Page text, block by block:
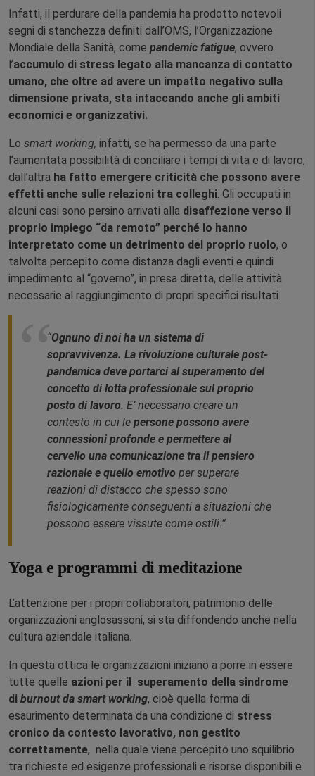
Infatti, il perdurare della pandemia ha prodotto notevoli
segni di stanchezza definiti dall’OMS, l’Organizzazione
Mondiale della Sanità, come pandemic fatigue, ovvero
l’accumulo di stress legato alla mancanza di contatto
umano, che oltre ad avere un impatto negativo sulla
dimensione privata, sta intaccando anche gli ambiti
economici e organizzativi.
Lo smart working, infatti, se ha permesso da una parte
l’aumentata possibilità di conciliare i tempi di vita e di lavoro,
dall’altra ha fatto emergere criticità che possono avere
effetti anche sulle relazioni tra colleghi. Gli occupati in
alcuni casi sono persino arrivati alla disaffezione verso il
proprio impiego “da remoto” perché lo hanno
interpretato come un detrimento del proprio ruolo, o
talvolta percepito come distanza dagli eventi e quindi
impedimento al “governo”, in presa diretta, delle attività
necessarie al raggiungimento di propri specifici risultati.
“Ognuno di noi ha un sistema di
sopravvivenza. La rivoluzione culturale post-
pandemica deve portarci al superamento del
concetto di lotta professionale sul proprio
posto di lavoro. E’ necessario creare un
contesto in cui le persone possono avere
connessioni profonde e permettere al
cervello una comunicazione tra il pensiero
razionale e quello emotivo per superare
reazioni di distacco che spesso sono
fisiologicamente conseguenti a situazioni che
possono essere vissute come ostili.”
Yoga e programmi di meditazione
L’attenzione per i propri collaboratori, patrimonio delle
organizzazioni anglosassoni, si sta diffondendo anche nella
cultura aziendale italiana.
In questa ottica le organizzazioni iniziano a porre in essere
tutte quelle azioni per il superamento della sindrome
di burnout da smart working, cioè quella forma di
esaurimento determinata da una condizione di stress
cronico da contesto lavorativo, non gestito
correttamente, nella quale viene percepito uno squilibrio
tra richieste ed esigenze professionali e risorse disponibili e